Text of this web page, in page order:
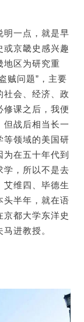
明一点，就是早
或京畿史感兴趣
地区为研究重
贼问题”，主要
社会、经济、政
修课之后，我便
但战后相当长一
等领域的美国研
在五十年代到
学，所以不是去
艾维四、毕德生
头半年，就在语
都大学东洋史
进教授。